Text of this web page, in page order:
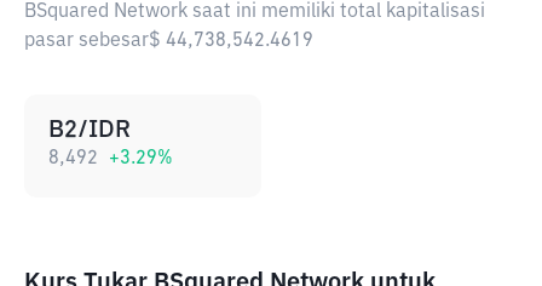
BSquared Network saat ini memiliki total kapitalisasi
pasar sebesar$ 44,738,542.4619
B2/IDR
8,492 +3.29%